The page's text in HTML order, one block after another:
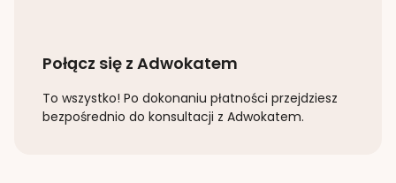
Połącz się z Adwokatem
To wszystko! Po dokonaniu płatności przejdziesz
bezpośrednio do konsultacji z Adwokatem.